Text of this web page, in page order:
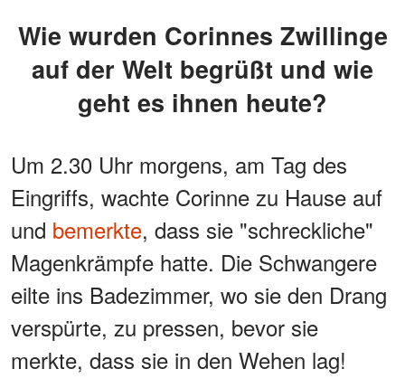
Wie wurden Corinnes Zwillinge
auf der Welt begrüßt und wie
geht es ihnen heute?
Um 2.30 Uhr morgens, am Tag des
Eingriffs, wachte Corinne zu Hause auf
und bemerkte, dass sie "schreckliche"
Magenkrämpfe hatte. Die Schwangere
eilte ins Badezimmer, wo sie den Drang
verspürte, zu pressen, bevor sie
merkte, dass sie in den Wehen lag!